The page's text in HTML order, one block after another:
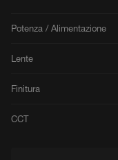
Potenza / Alimentazione
Lente
Finitura
CCT